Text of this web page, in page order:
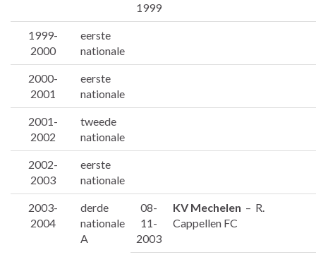
1999
1999-
2000
eerste
nationale
2000-
2001
eerste
nationale
2001-
2002
tweede
nationale
2002-
2003
eerste
nationale
2003-
2004
derde
nationale
A
08-
11-
2003
KV Mechelen – R.
Cappellen FC